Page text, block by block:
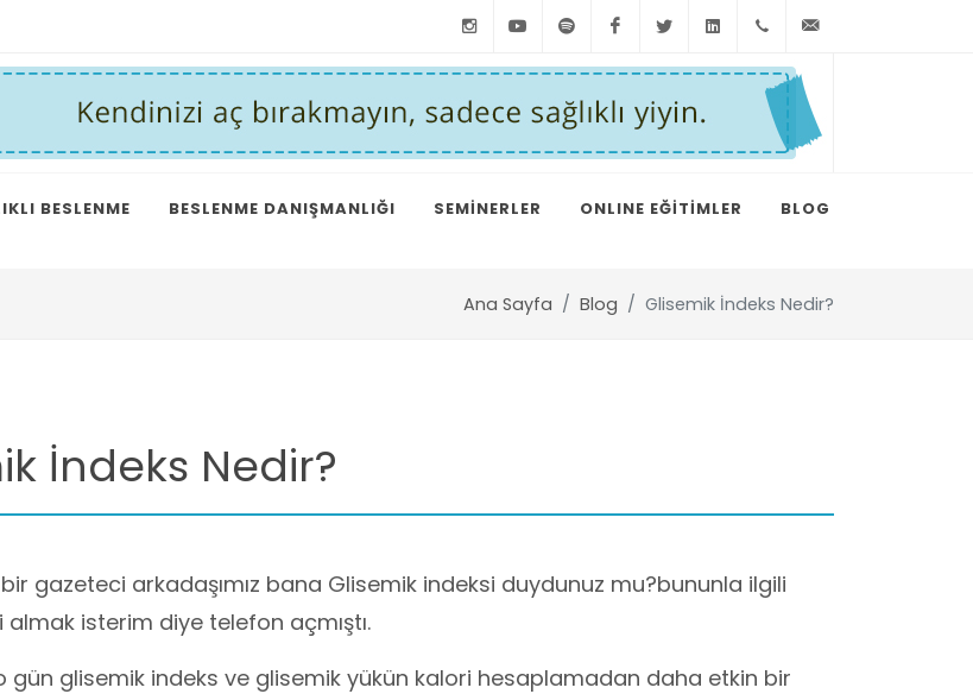
InstagramYoutubeSpotify FacebookTwitter LinkedIn+90
212
291
BESLENME BESLENME DANIŞMANLIĞI SEMİNERLER ONLINE EĞİTİMLER BLOG
Ana Sayfa Blog Glisemik İndeks Nedir?
İndeks Nedir?
bir gazeteci arkadaşımız bana Glisemik indeksi duydunuz mu?bununla ilgili
almak isterim diye telefon açmıştı.
gün glisemik indeks ve glisemik yükün kalori hesaplamadan daha etkin bir